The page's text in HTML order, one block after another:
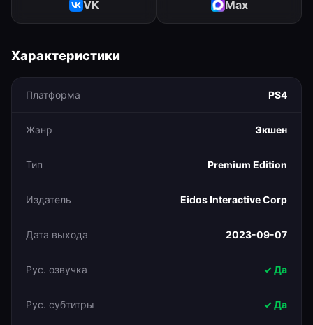
VK Max
Характеристики
Платформа PS4
Жанр Экшен
Тип Premium Edition
Издатель Eidos Interactive Corp
Дата выхода 2023-09-07
Рус. озвучка ✓ Да
Рус. субтитры ✓ Да